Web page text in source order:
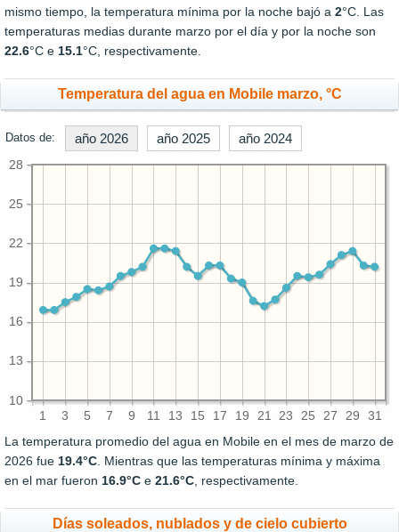
mismo tiempo, la temperatura mínima por la noche bajó a 2°C. Las
temperaturas medias durante marzo por el día y por la noche son
22.6°C e 15.1°C, respectivamente.
Temperatura del agua en Mobile marzo, °C
Datos de: año 2026 año 2025 año 2024
1 3 5 7 9 11 13 15 17 19 21 23 25 27 29 31
10
13
16
19
22
25
28
La temperatura promedio del agua en Mobile en el mes de marzo de
2026 fue 19.4°C . Mientras que las temperaturas mínima y máxima
en el mar fueron 16.9°C e 21.6°C , respectivamente.
Días soleados, nublados y de cielo cubierto